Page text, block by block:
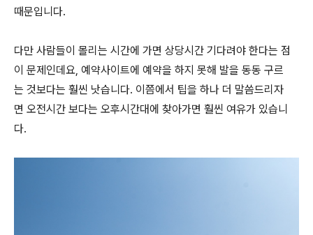
때문입니다.
다만 사람들이 몰리는 시간에 가면 상당시간 기다려야 한다는 점
이 문제인데요, 예약사이트에 예약을 하지 못해 발을 동동 구르
는 것보다는 훨씬 낫습니다. 이쯤에서 팁을 하나 더 말씀드리자
면 오전시간 보다는 오후시간대에 찾아가면 훨씬 여유가 있습니
다.